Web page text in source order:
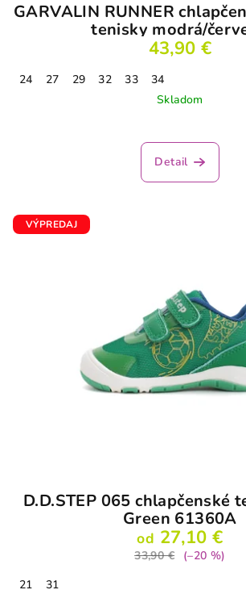
GARVALIN RUNNER
tenisky modrá/
43,90 €
24 27 29 32 33
34
Skladom
Detail
VÝPREDAJ
D.D.STEP 065 chlapčenské
Green 61360A
od 27,10 €
33,90 €
(–20 %)
21
31